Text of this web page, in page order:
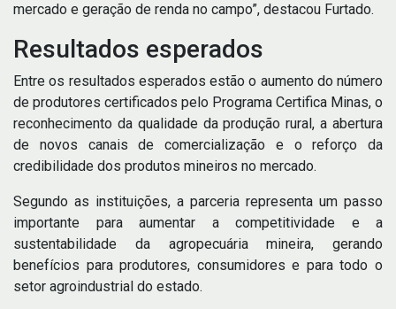
mercado e geração de renda no campo”, destacou Furtado.
Resultados esperados
Entre os resultados esperados estão o aumento do número
de produtores certificados pelo Programa Certifica Minas, o
reconhecimento da qualidade da produção rural, a abertura
de novos canais de comercialização e o reforço da
credibilidade dos produtos mineiros no mercado.
Segundo as instituições, a parceria representa um passo
importante para aumentar a competitividade e a
sustentabilidade da agropecuária mineira, gerando
benefícios para produtores, consumidores e para todo o
setor agroindustrial do estado.